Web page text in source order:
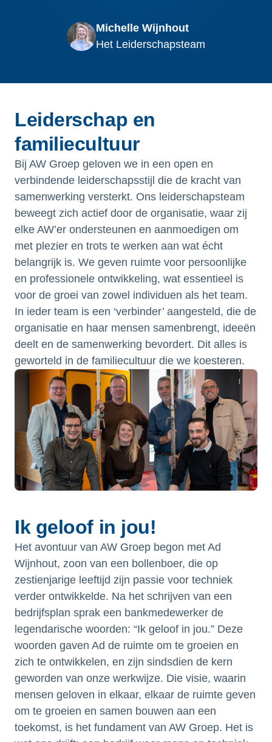
Michelle Wijnhout
Het Leiderschapsteam
Leiderschap en
familiecultuur
Bij AW Groep geloven we in een open en
verbindende leiderschapsstijl die de kracht van
samenwerking versterkt. Ons leiderschapsteam
beweegt zich actief door de organisatie, waar zij
elke AW’er ondersteunen en aanmoedigen om
met plezier en trots te werken aan wat écht
belangrijk is. We geven ruimte voor persoonlijke
en professionele ontwikkeling, wat essentieel is
voor de groei van zowel individuen als het team.
In ieder team is een ‘verbinder’ aangesteld, die de
organisatie en haar mensen samenbrengt, ideeën
deelt en de samenwerking bevordert. Dit alles is
geworteld in de familiecultuur die we koesteren.
Ik geloof in jou!
Het avontuur van AW Groep begon met Ad
Wijnhout, zoon van een bollenboer, die op
zestienjarige leeftijd zijn passie voor techniek
verder ontwikkelde. Na het schrijven van een
bedrijfsplan sprak een bankmedewerker de
legendarische woorden: “Ik geloof in jou.” Deze
woorden gaven Ad de ruimte om te groeien en
zich te ontwikkelen, en zijn sindsdien de kern
geworden van onze werkwijze. Die visie, waarin
mensen geloven in elkaar, elkaar de ruimte geven
om te groeien en samen bouwen aan een
toekomst, is het fundament van AW Groep. Het is